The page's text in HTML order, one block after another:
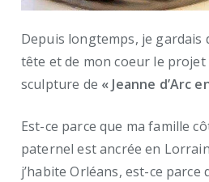
Depuis longtemps, je gardais
tête et de mon coeur le projet
sculpture de « Jeanne d’Arc
Est-ce parce que ma famille
paternel est ancrée en
j’habite Orléans, est-ce parce